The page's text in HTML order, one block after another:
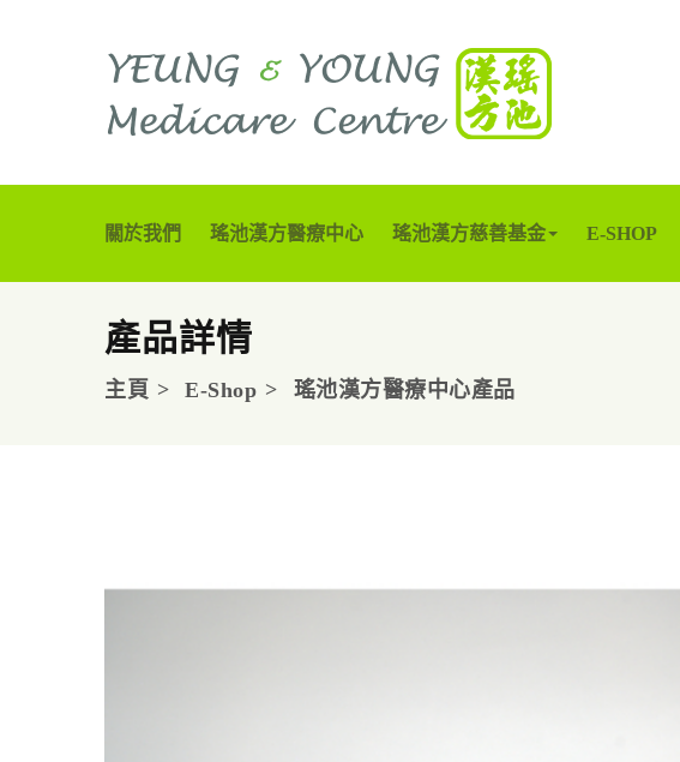
關於我們 瑤池漢方醫療中心 瑤池漢方慈善基金 E-SHOP
產品詳情
主頁 E-Shop 瑤池漢方醫療中心產品